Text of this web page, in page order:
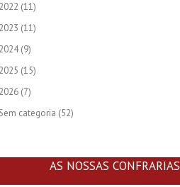
2022 (11)
2023 (11)
2024(9)
2025 (15)
2026(7)
Sem categoria (52)
AS NOSSAS CONFRARIAS